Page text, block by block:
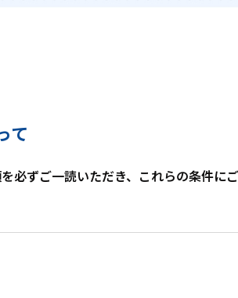
て
必ずご一読いただき、これらの条件に